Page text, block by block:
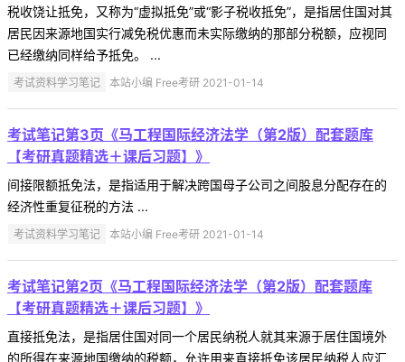
税收饶让抵免，又称为“虚拟抵免”或“影子税收抵免”，是指居住国对其
居民因来源地国实行减免税优惠而未实际缴纳的那部分税额，应视同
已经缴纳同样给予抵免。 ...
考试资料学习笔记 本站小编 Free考研 2021-01-14
考试笔记第3页《马工程国际经济法学（第2版）配套题库
【考研真题精选＋课后习题】》
间接限额抵免法，是指适用于解决跨国母子公司之间股息分配存在的
经济性重复征税的方法 ...
考试资料学习笔记 本站小编 Free考研 2021-01-14
考试笔记第2页《马工程国际经济法学（第2版）配套题库
【考研真题精选＋课后习题】》
直接抵免法，是指居住国对同一个居民纳税人就其来源于居住国境外
的所得在来源地国缴纳的税额，允许用来直接抵免该居民纳税人应汇